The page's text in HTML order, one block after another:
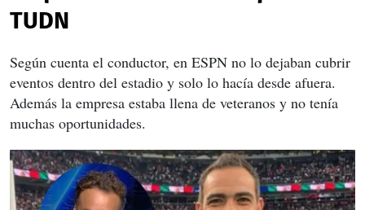
TUDN
Según cuenta el conductor, en ESPN no lo dejaban cubrir
eventos dentro del estadio y solo lo hacía desde afuera.
Además la empresa estaba llena de veteranos y no tenía
muchas oportunidades.